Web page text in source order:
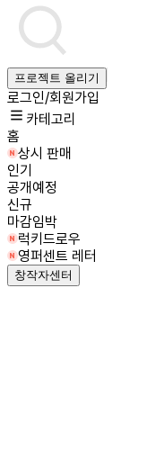
프로젝트 올리기
로그인/회원가입
카테고리
홈
상시 판매
인기
공개예정
신규
마감임박
럭키드로우
영퍼센트 레터
창작자센터